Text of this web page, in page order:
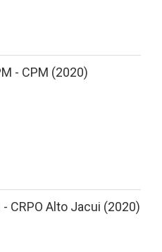
- CPM (2020)
CRPO Alto Jacui (2020)